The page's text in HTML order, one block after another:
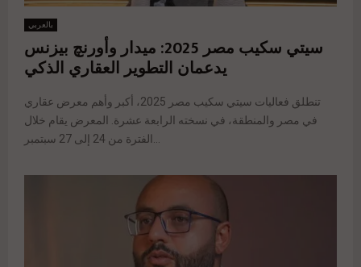
بالعربي
سيتي سكيب مصر 2025: ميدار وأورنچ بيزنس
يدعمان التطوير العقاري الذكي
تنطلق فعاليات سيتي سكيب مصر 2025، أكبر وأهم معرض عقاري
في مصر والمنطقة، في نسخته الرابعة عشرة. المعرض يقام خلال